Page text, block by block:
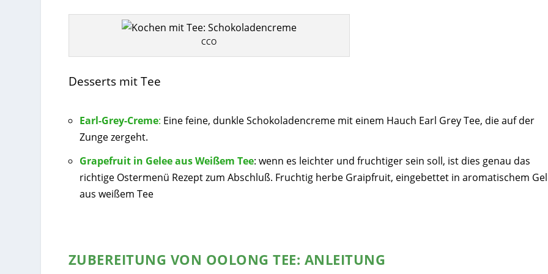
CCO
Desserts mit Tee
Earl-Grey-Creme: Eine feine, dunkle Schokoladencreme mit einem Hauch Earl Grey Tee, die auf der
Zunge zergeht.
Grapefruit in Gelee aus Weißem Tee: wenn es leichter und fruchtiger sein soll, ist dies genau das
richtige Ostermenü Rezept zum Abschluß. Fruchtig herbe Graipfruit, eingebettet in aromatischem
aus weißem Tee
ZUBEREITUNG VON OOLONG TEE: ANLEITUNG